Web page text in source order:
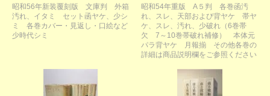
昭和56年新装覆刻版 文庫判 外箱
汚れ、イタミ セット函ヤケ、少シ
ミ 各巻カバー・見返し・口絵など
少時代シミ
昭和54年重版 A５判 各巻函汚
れ、スレ、天部および背ヤケ 帯ヤ
ケ、スレ、汚れ、少破れ（6巻帯
欠 7～10巻帯破れ補修） 本体元
パラ背ヤケ 月報揃 その他各巻の
詳細は商品説明欄をご参照ください